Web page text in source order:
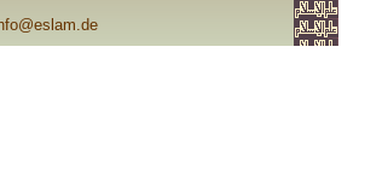
@eslam.de